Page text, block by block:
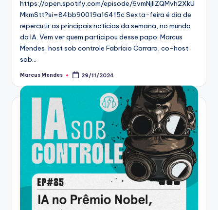
https://open.spotify.com/episode/6vmNjIiZQMvh2XkU
MkmStt?si=84bb90019a16415c Sexta-feira é dia de
repercutir as principais notícias da semana, no mundo
da IA. Vem ver quem participou desse papo: Marcus
Mendes, host sob controle Fabrício Carraro, co-host
sob…
Posted
Marcus Mendes 29/11/2024